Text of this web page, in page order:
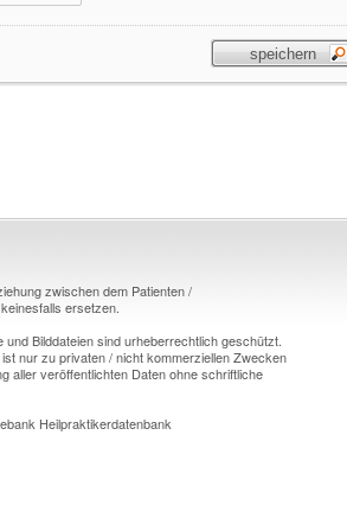
zwischen dem Patienten /
ersetzen.
Bilddateien sind urheberrechtlich geschützt.
nur zu privaten / nicht kommerziellen Zwecken
aller veröffentlichten Daten ohne schriftliche
Heilpraktikerdatenbank